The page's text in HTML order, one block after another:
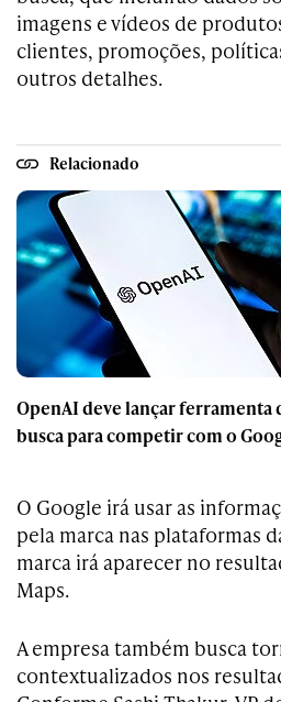
imagens e vídeos de
clientes, promoções,
outros detalhes.
Relacionado
OpenAI deve lançar ferramenta
busca para competir com o
O Google irá usar as
pela marca nas plataformas
marca irá aparecer no
Maps.
A empresa também busca
contextualizados nos